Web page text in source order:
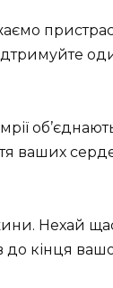
ваших
Нехай
до кінця